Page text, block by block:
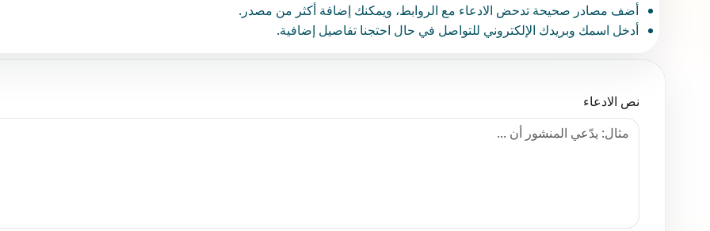
أضف مصادر صحيحة تدحض الادعاء مع الروابط، ويمكنك إضافة أكثر من مصدر.
أدخل اسمك وبريدك الإلكتروني للتواصل في حال احتجنا تفاصيل إضافية.
نص الادعاء